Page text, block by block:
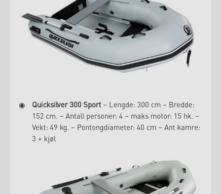
Quicksilver 300 Sport – Lengde: 300 cm – Bredde:
152 cm. – Antall personer: 4 – maks motor: 15 hk. –
Vekt: 49 kg. – Pontongdiameter: 40 cm – Ant kamre:
3 + kjøl